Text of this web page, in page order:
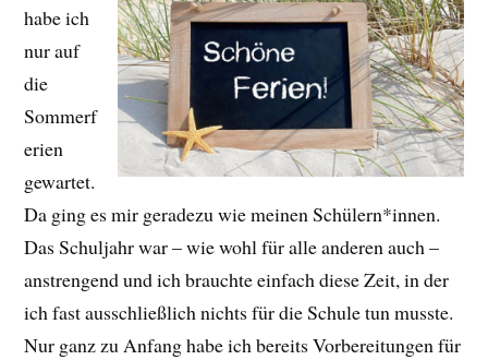
habe ich
nur auf
die
Sommerf
erien
gewartet.
Da ging es mir geradezu wie meinen Schülern*innen.
Das Schuljahr war – wie wohl für alle anderen auch –
anstrengend und ich brauchte einfach diese Zeit, in der
ich fast ausschließlich nichts für die Schule tun musste.
Nur ganz zu Anfang habe ich bereits Vorbereitungen für